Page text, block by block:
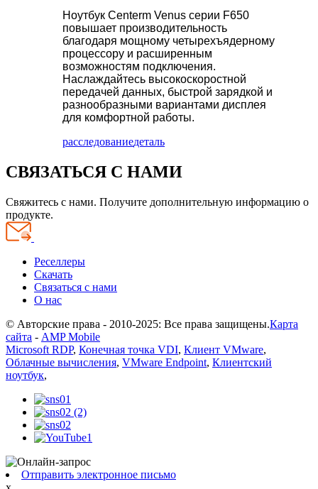
Ноутбук Centerm Venus серии F650
повышает производительность
благодаря мощному четырехъядерному
процессору и расширенным
возможностям подключения.
Наслаждайтесь высокоскоростной
передачей данных, быстрой зарядкой и
разнообразными вариантами дисплея
для комфортной работы.
расследованиедеталь
СВЯЗАТЬСЯ С НАМИ
Свяжитесь с нами. Получите дополнительную информацию о
продукте.
Реселлеры
Скачать
Связаться с нами
О нас
© Авторские права - 2010-2025: Все права защищены.Карта
сайта - AMP Mobile
Microsoft RDP, Конечная точка VDI, Клиент VMware,
Облачные вычисления, VMware Endpoint, Клиентский
ноутбук,
Отправить электронное письмо